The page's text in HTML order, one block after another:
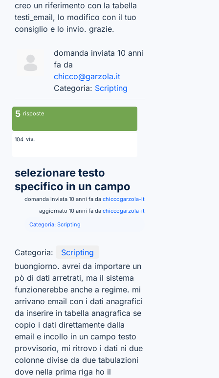
creo un riferimento con la tabella
testi_email, lo modifico con il tuo
consiglio e lo invio. grazie.
domanda inviata 10 anni
fa da
chicco@garzola.it
Categoria: Scripting
5 risposte
104 vis.
selezionare testo
specifico in un campo
domanda inviata 10 anni fa da chiccogarzola-it
aggiornato 10 anni fa da chiccogarzola-it
Categoria: Scripting
Categoria:
Scripting
buongiorno. avrei da importare un
pò di dati arretrati, ma il sistema
funzionerebbe anche a regime. mi
arrivano email con i dati anagrafici
da inserire in tabella anagrafica se
copio i dati direttamente dalla
email e incollo in un campo testo
provvisorio, mi ritrovo i dati ni due
colonne divise da due tabulazioni
dove nella prima riga ho il